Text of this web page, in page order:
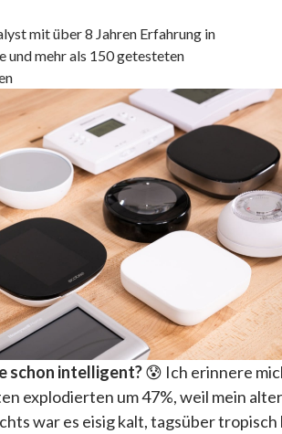
mit über 8 Jahren Erfahrung in
und mehr als 150 getesteten
schon intelligent?😰 Ich erinnere
explodierten um 47%, weil mein
war es eisig kalt, tagsüber tropisch